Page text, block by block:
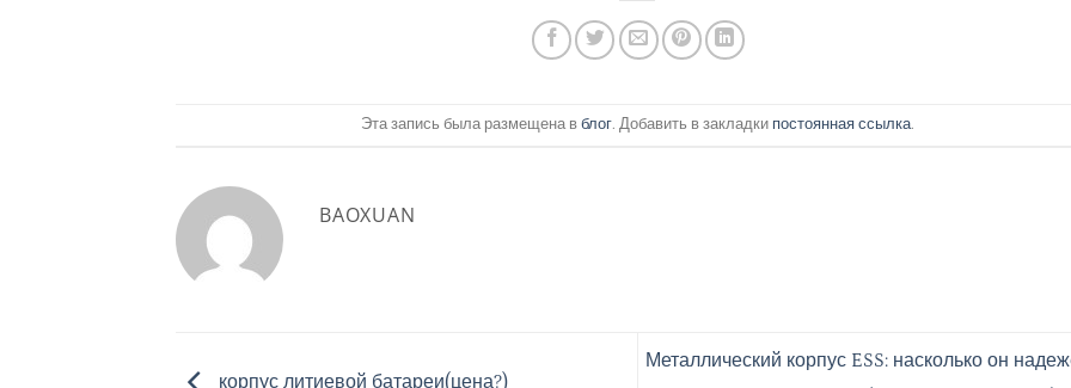
Эта запись была размещена в блог. Добавить в закладки постоянная ссылка.
BAOXUAN
корпус литиевой батареи(цена?)
Металлический корпус ESS: насколько он